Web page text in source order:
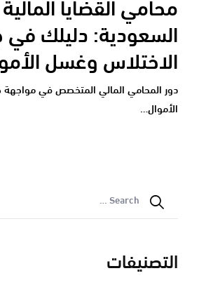
السعودية: دليلك في
الاختلاس وغسل
دور المحامي المالي المتخصص في مواجهة
الأموال…
التصنيفات